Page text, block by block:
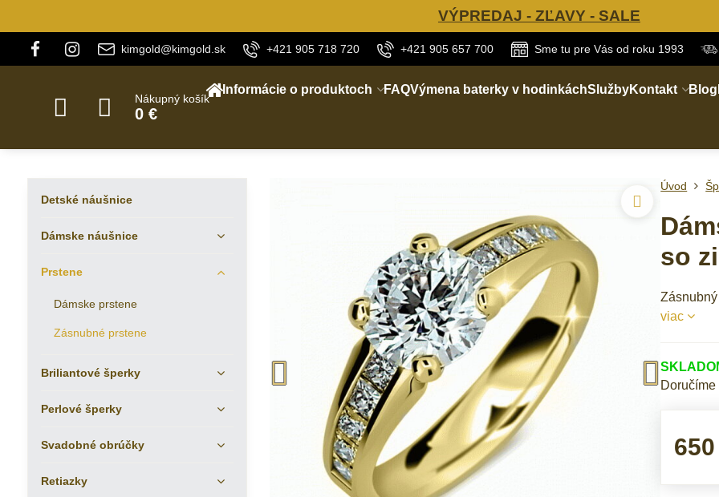
VÝPREDAJ - ZĽAVY - SALE
kimgold@kimgold.sk +421 905 718 720 +421 905 657 700 Sme tu pre Vás od roku 1993
Nákupný košík
0 €
Informácie o produktoch FAQVýmena baterky v hodinkáchSlužbyKontakt Blog
Úvod
so
viac
Doručíme
Detské náušnice
Dámske náušnice
Prstene
Dámske prstene
Zásnubné prstene
Briliantové šperky
Perlové šperky
Svadobné obrúčky
Retiazky